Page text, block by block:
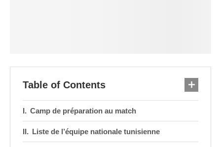
Table of Contents
Camp de préparation au match
Liste de l’équipe nationale tunisienne